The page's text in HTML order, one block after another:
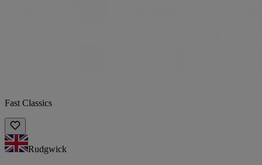
Fast Classics
Rudgwick